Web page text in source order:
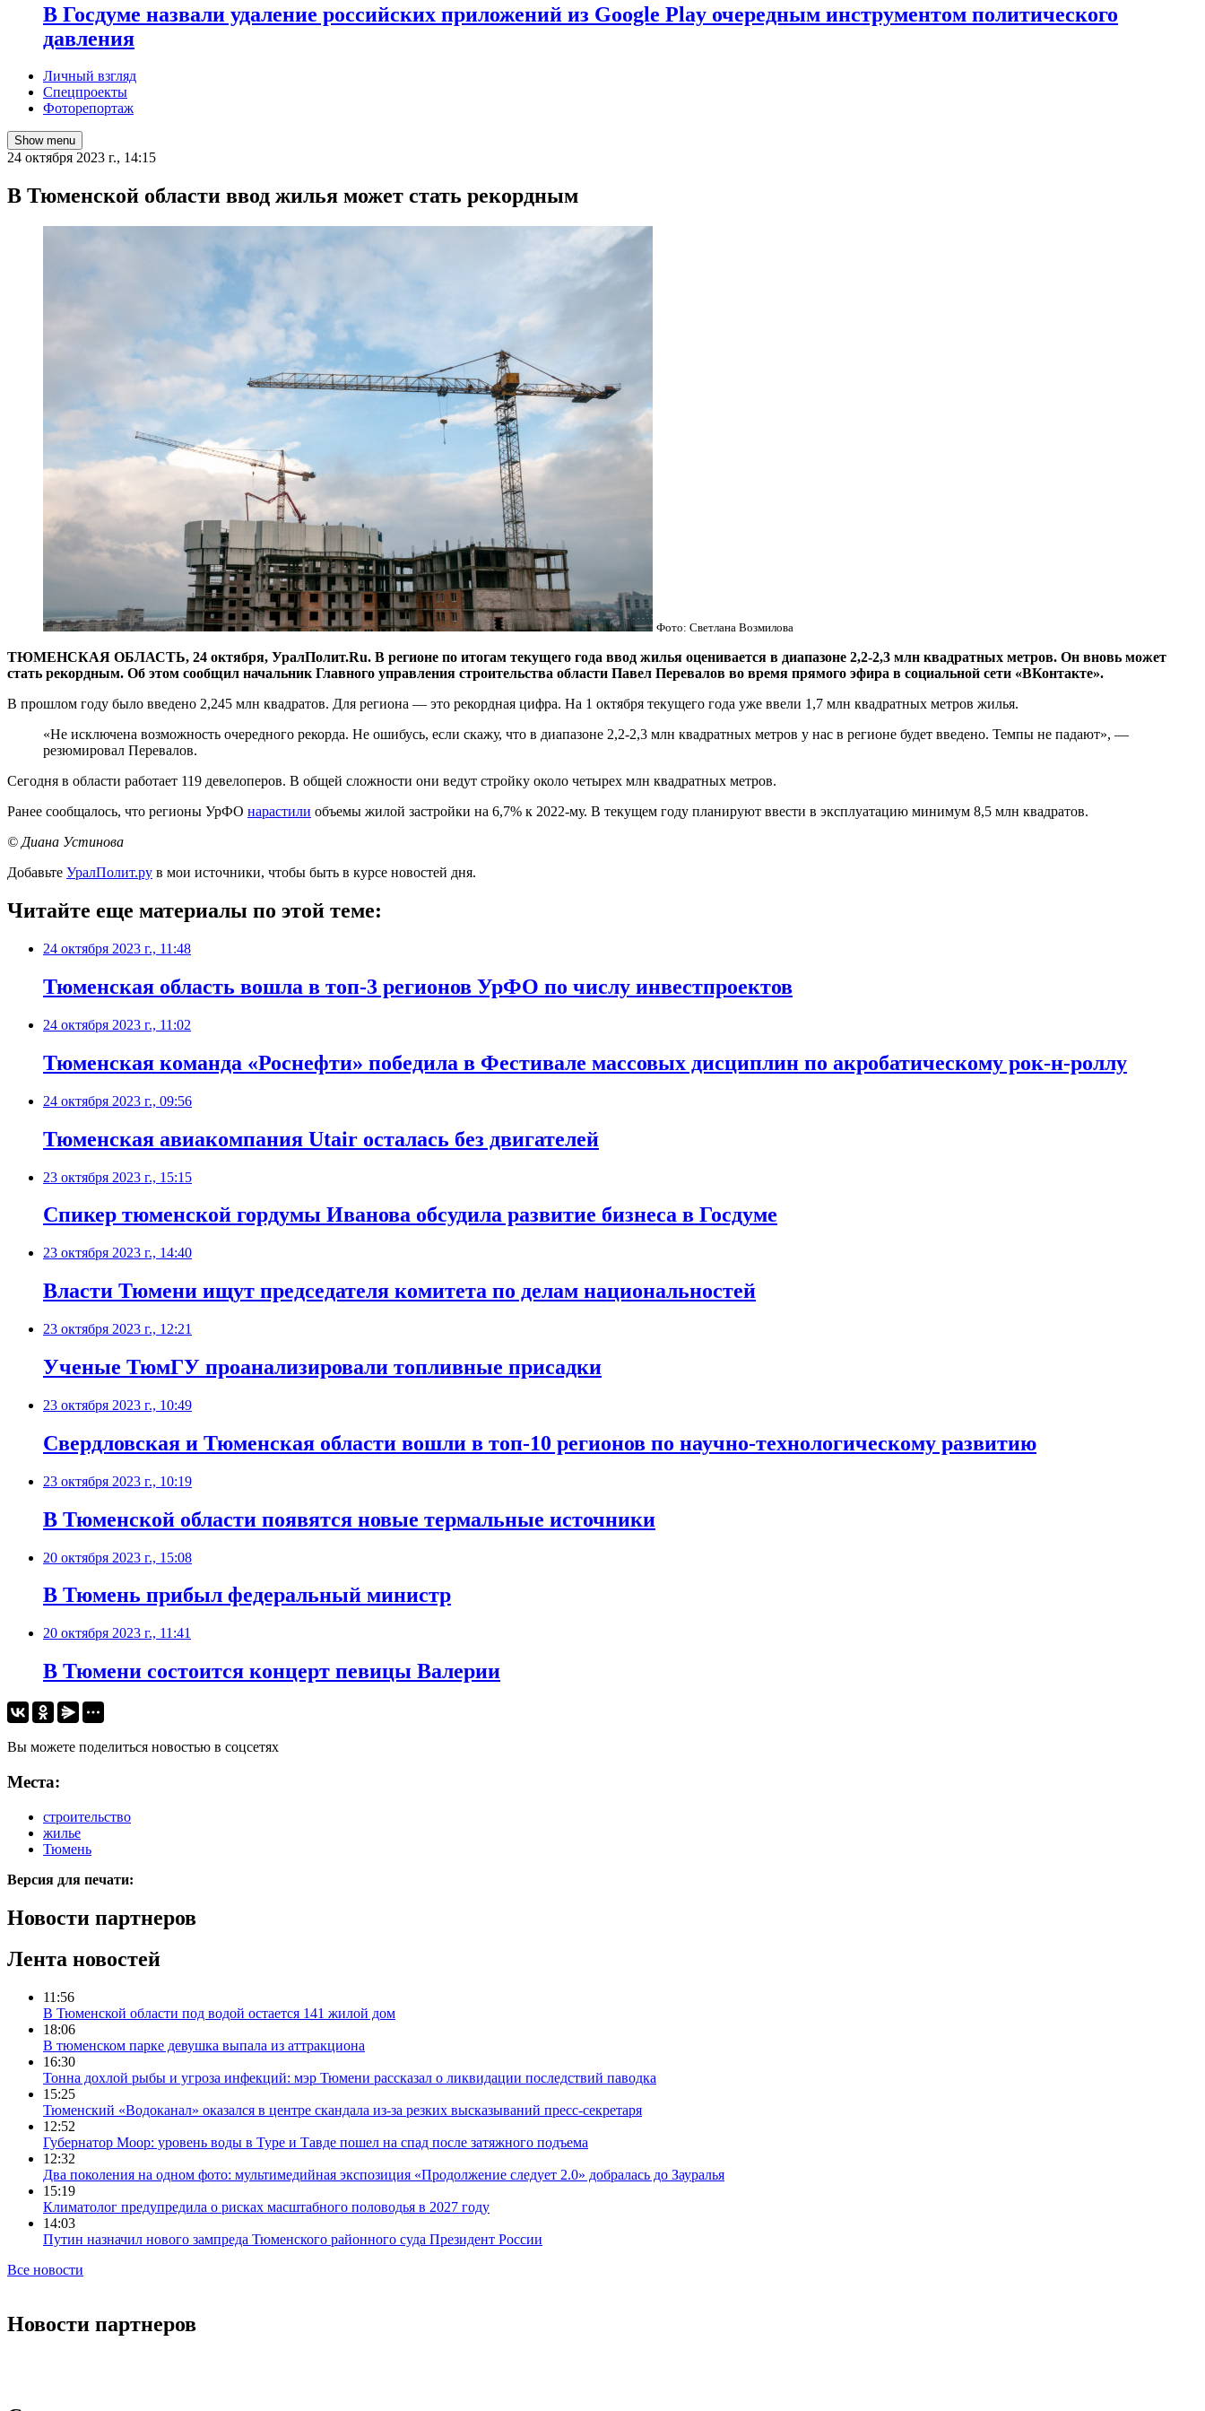
В Госдуме назвали удаление российских приложений из Google Play очередным инструментом политического
давления
Личный взгляд
Спецпроекты
Фоторепортаж
Show menu
24 октября 2023 г., 14:15
В Тюменской области ввод жилья может стать рекордным
Фото: Светлана Возмилова
ТЮМЕНСКАЯ ОБЛАСТЬ, 24 октября, УралПолит.Ru. В регионе по итогам текущего года ввод жилья оценивается в диапазоне 2,2-2,3 млн квадратных метров. Он вновь может
стать рекордным. Об этом сообщил начальник Главного управления строительства области Павел Перевалов во время прямого эфира в социальной сети «ВКонтакте».
В прошлом году было введено 2,245 млн квадратов. Для региона — это рекордная цифра. На 1 октября текущего года уже ввели 1,7 млн квадратных метров жилья.
«Не исключена возможность очередного рекорда. Не ошибусь, если скажу, что в диапазоне 2,2-2,3 млн квадратных метров у нас в регионе будет введено. Темпы не падают», —
резюмировал Перевалов.
Сегодня в области работает 119 девелоперов. В общей сложности они ведут стройку около четырех млн квадратных метров.
Ранее сообщалось, что регионы УрФО нарастили объемы жилой застройки на 6,7% к 2022-му. В текущем году планируют ввести в эксплуатацию минимум 8,5 млн квадратов.
© Диана Устинова
Добавьте УралПолит.ру в мои источники, чтобы быть в курсе новостей дня.
Читайте еще материалы по этой теме:
24 октября 2023 г., 11:48
Тюменская область вошла в топ-3 регионов УрФО по числу инвестпроектов
24 октября 2023 г., 11:02
Тюменская команда «Роснефти» победила в Фестивале массовых дисциплин по акробатическому рок-н-роллу
24 октября 2023 г., 09:56
Тюменская авиакомпания Utair осталась без двигателей
23 октября 2023 г., 15:15
Спикер тюменской гордумы Иванова обсудила развитие бизнеса в Госдуме
23 октября 2023 г., 14:40
Власти Тюмени ищут председателя комитета по делам национальностей
23 октября 2023 г., 12:21
Ученые ТюмГУ проанализировали топливные присадки
23 октября 2023 г., 10:49
Свердловская и Тюменская области вошли в топ-10 регионов по научно-технологическому развитию
23 октября 2023 г., 10:19
В Тюменской области появятся новые термальные источники
20 октября 2023 г., 15:08
В Тюмень прибыл федеральный министр
20 октября 2023 г., 11:41
В Тюмени состоится концерт певицы Валерии
Вы можете поделиться новостью в соцсетях
Места:
строительство
жилье
Тюмень
Версия для печати:
Новости партнеров
Лента новостей
11:56
В Тюменской области под водой остается 141 жилой дом
18:06
В тюменском парке девушка выпала из аттракциона
16:30
Тонна дохлой рыбы и угроза инфекций: мэр Тюмени рассказал о ликвидации последствий паводка
15:25
Тюменский «Водоканал» оказался в центре скандала из-за резких высказываний пресс-секретаря
12:52
Губернатор Моор: уровень воды в Туре и Тавде пошел на спад после затяжного подъема
12:32
Два поколения на одном фото: мультимедийная экспозиция «Продолжение следует 2.0» добралась до Зауралья
15:19
Климатолог предупредила о рисках масштабного половодья в 2027 году
14:03
Путин назначил нового зампреда Тюменского районного суда Президент России
Все новости
Новости партнеров